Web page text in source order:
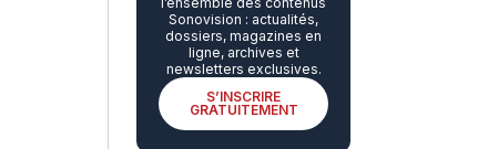
Sonovision : actualités,
dossiers, magazines en
ligne, archives et
newsletters exclusives.
S’INSCRIRE
GRATUITEMENT